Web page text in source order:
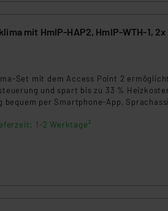
HmIP-WTH-1, 2x HmIP-SWDO-2, 4x
Set mit dem Access Point 2
und spart bis zu 33 %
bequem per Smartphone-App,
geschützt.1-2 Werktage²